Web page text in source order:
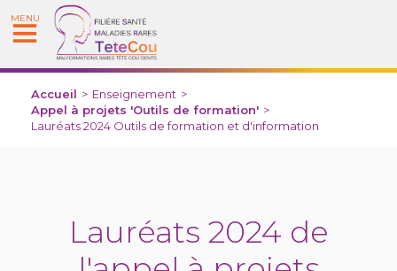
MENU
Accueil > Enseignement >
Appel à projets 'Outils de formation' >
Lauréats 2024 Outils de formation et d'information
Lauréats 2024 de